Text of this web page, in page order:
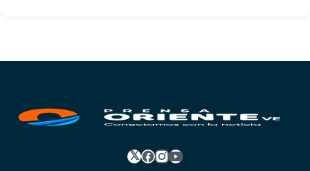
𝕏 Facebook
Instagram
YouTube